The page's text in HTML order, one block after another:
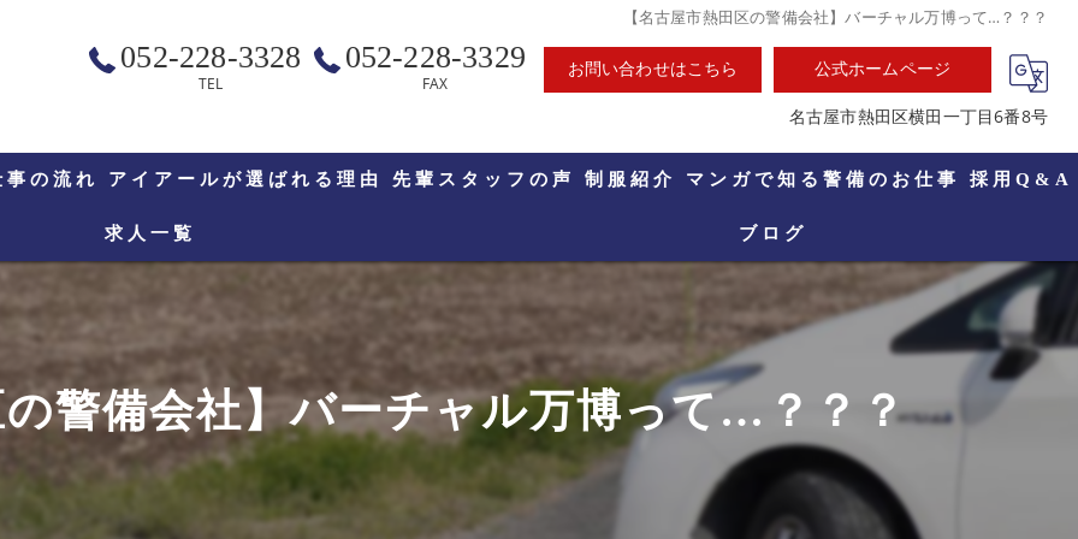
【名古屋市熱田区の警備会社】バーチャル万博って…？？？
052-228-3328
TEL
052-228-3329
FAX
お問い合わせはこちら 公式ホームページ
名古屋市熱田区横田一丁目6番8号
の流れ アイアールが選ばれる理由 先輩スタッフの声 制服紹介 マンガで知る警備のお仕事 採用Q&A
求人一覧 ブログ
警備会社】バーチャル万博って…？？？